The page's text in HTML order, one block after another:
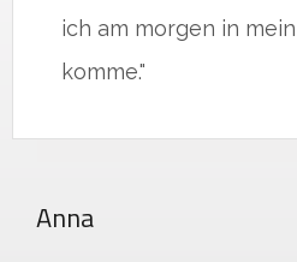
ich am morgen in
komme."
Anna